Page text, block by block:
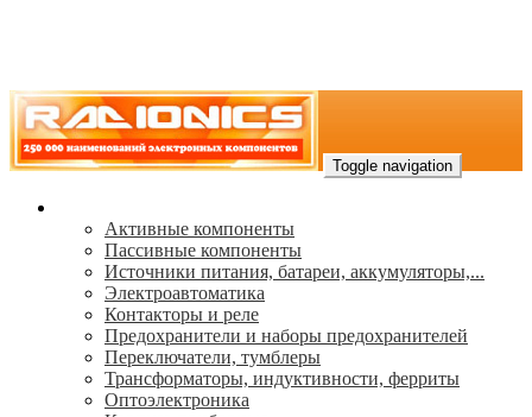
Toggle navigation
Активные компоненты
Пассивные компоненты
Источники питания, батареи, аккумуляторы,...
Электроавтоматика
Контакторы и реле
Предохранители и наборы предохранителей
Переключатели, тумблеры
Трансформаторы, индуктивности, ферриты
Oптоэлектроника